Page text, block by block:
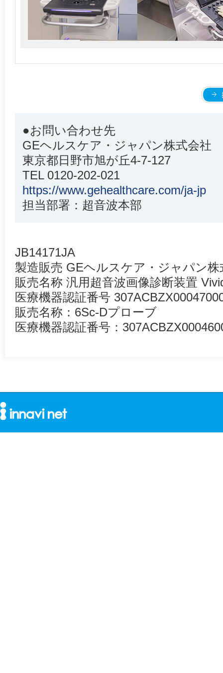
●お問い合わせ先
GEヘルスケア・ジャパン株式会社
東京都日野市旭が丘4-7-127
TEL 0120-202-021
https://www.gehealthcare.com/ja-jp
担当部署：超音波本部
JB14171JA
製造販売 GEヘルスケア・ジャパン株
販売名称 汎用超音波画像診断装置
医療機器認証番号
販売名称：6Sc-Dプローブ
医療機器認証番号：